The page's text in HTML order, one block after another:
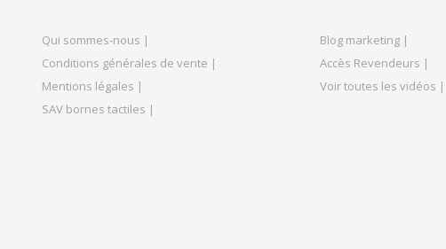
Qui sommes-nous |
Blog marketing |
Conditions générales de vente |
Accès Revendeurs |
Mentions légales |
Voir toutes les vidéos |
SAV bornes tactiles |